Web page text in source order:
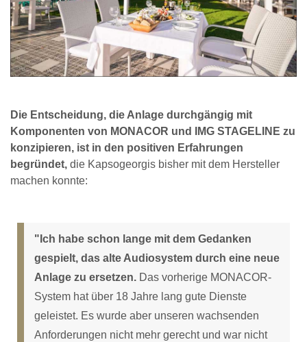
Die Entscheidung, die Anlage durchgängig mit
Komponenten von MONACOR und IMG STAGELINE zu
konzipieren, ist in den positiven Erfahrungen
begründet, die Kapsogeorgis bisher mit dem Hersteller
machen konnte:
"Ich habe schon lange mit dem Gedanken
gespielt, das alte Audiosystem durch eine neue
Anlage zu ersetzen. Das vorherige MONACOR-
System hat über 18 Jahre lang gute Dienste
geleistet. Es wurde aber unseren wachsenden
Anforderungen nicht mehr gerecht und war nicht